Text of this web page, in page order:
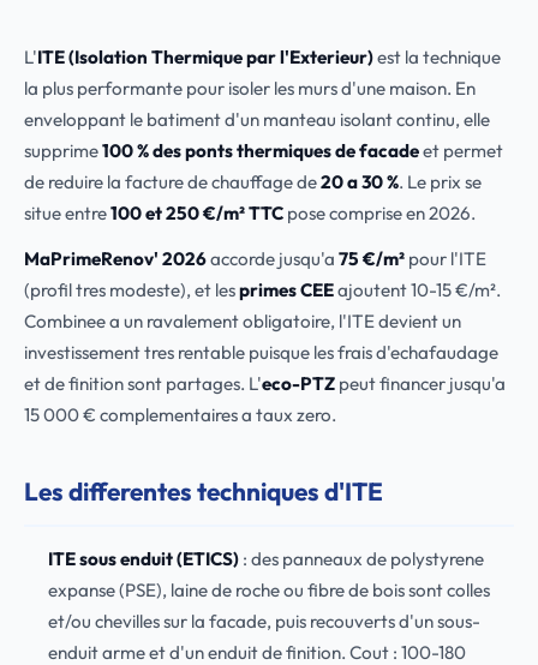
L'ITE (Isolation Thermique par l'Exterieur)est la technique
la plus performante pour isoler les murs d'une maison. En
enveloppant le batiment d'un manteau isolant continu, elle
supprime100 % des ponts thermiques de facadeet permet
de reduire la facture de chauffage de20 a 30 %. Le prix se
situe entre100 et 250 €/m² TTC pose comprise en 2026.
MaPrimeRenov' 2026accorde jusqu'a 75 €/m² pour l'ITE
(profil tres modeste), et lesprimes CEEajoutent 10-15 €/m².
Combinee a un ravalement obligatoire, l'ITE devient un
investissement tres rentable puisque les frais d'echafaudage
et de finition sont partages. L'eco-PTZ peut financer jusqu'a
15 000 € complementaires a taux zero.
Les differentes techniques d'ITE
ITE sous enduit (ETICS): des panneaux de polystyrene
expanse (PSE), laine de roche ou fibre de bois sont colles
et/ou chevilles sur la facade, puis recouverts d'un sous-
enduit arme et d'un enduit de finition. Cout : 100-180